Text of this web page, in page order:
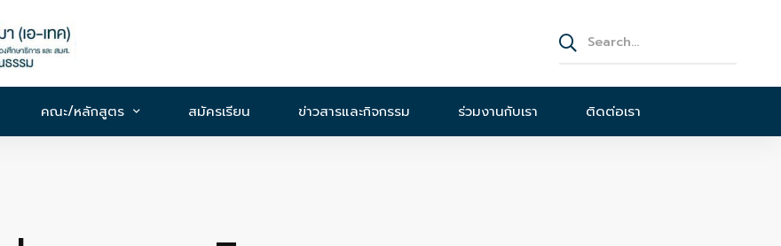
คณะ/หลักสูตร สมัครเรียน ข่าวสารและกิจกรรม ร่วมงานกับเรา ติดต่อเรา